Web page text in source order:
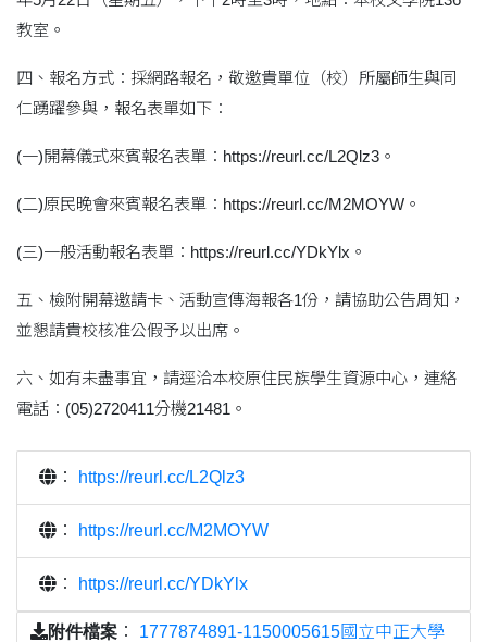
教室。
四、報名方式：採網路報名，敬邀貴單位（校）所屬師生與同
仁踴躍參與，報名表單如下：
(一)開幕儀式來賓報名表單：https://reurl.cc/L2Qlz3。
(二)原民晚會來賓報名表單：https://reurl.cc/M2MOYW。
(三)一般活動報名表單：https://reurl.cc/YDkYlx。
五、檢附開幕邀請卡、活動宣傳海報各1份，請協助公告周知，
並懇請貴校核准公假予以出席。
六、如有未盡事宜，請逕洽本校原住民族學生資源中心，連絡
電話：(05)2720411分機21481。
： https://reurl.cc/L2Qlz3
： https://reurl.cc/M2MOYW
： https://reurl.cc/YDkYlx
附件檔案 ： 1777874891-1150005615國立中正大學